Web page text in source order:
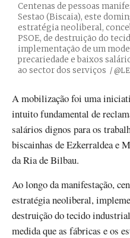
Centenas de pessoas
Sestao (Biscaia), este
estratégia neoliberal,
PSOE, de destruição do
implementação de um
precariedade e baixos
ao sector dos serviços /
A mobilização foi uma
intuito fundamental de
salários dignos para os
biscainhas de Ezkerraldea e
da Ria de Bilbau.
Ao longo da manifestação,
estratégia neoliberal,
destruição do tecido
medida que as fábricas e os